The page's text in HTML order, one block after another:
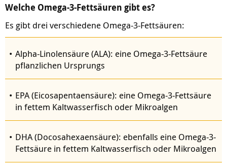
Welche Omega-3-Fettsäuren gibt es?
Es gibt drei verschiedene Omega-3-Fettsäuren:
Alpha-Linolensäure (ALA): eine Omega-3-Fettsäure
pflanzlichen Ursprungs
EPA (Eicosapentaensäure): eine Omega-3-Fettsäure
in fettem Kaltwasserfisch oder Mikroalgen
DHA (Docosahexaensäure): ebenfalls eine Omega-3-
Fettsäure in fettem Kaltwasserfisch oder Mikroalgen